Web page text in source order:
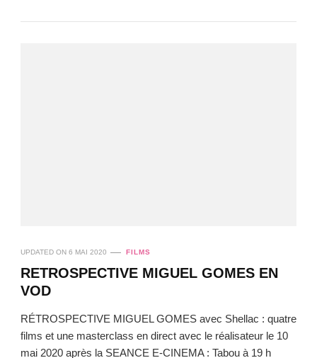
UPDATED ON 6 MAI 2020 FILMS
RETROSPECTIVE MIGUEL GOMES EN
VOD
RÉTROSPECTIVE MIGUEL GOMES avec Shellac : quatre
films et une masterclass en direct avec le réalisateur le 10
mai 2020 après la SEANCE E-CINEMA : Tabou à 19 h